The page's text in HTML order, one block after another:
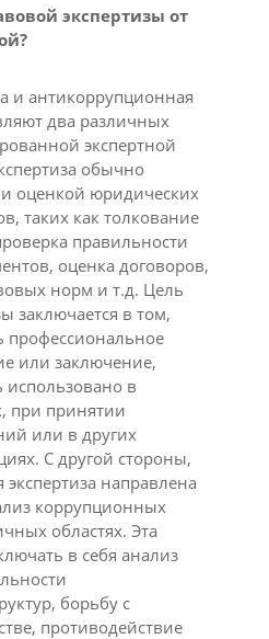
экспертизы от
и антикоррупционная
два различных
экспертной
обычно
и оценкой юридических
таких как толкование
правильности
оценка договоров,
норм и т.д. Цель
заключается в том,
профессиональное
или заключение,
использовано в
при принятии
или в других
С другой стороны,
направлена
коррупционных
областях. Эта
в себя анализ
борьбу с
противодействие